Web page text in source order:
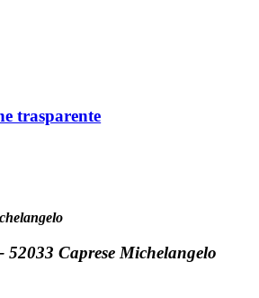
trasparente
52033 Caprese Michelangelo